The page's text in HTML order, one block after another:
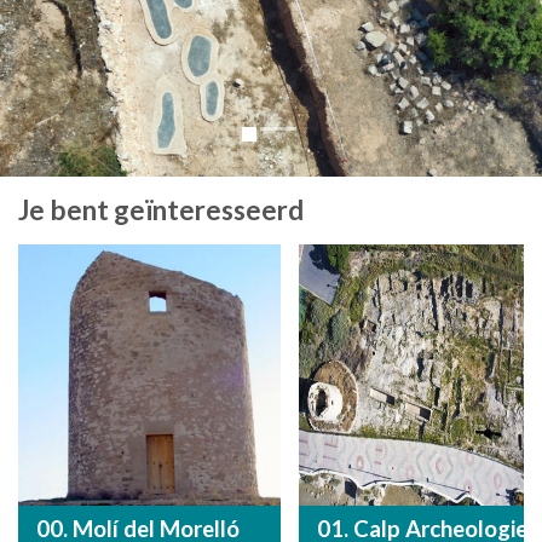
Je bent geïnteresseerd
00. Molí del Morelló 01. Calp Archeologie